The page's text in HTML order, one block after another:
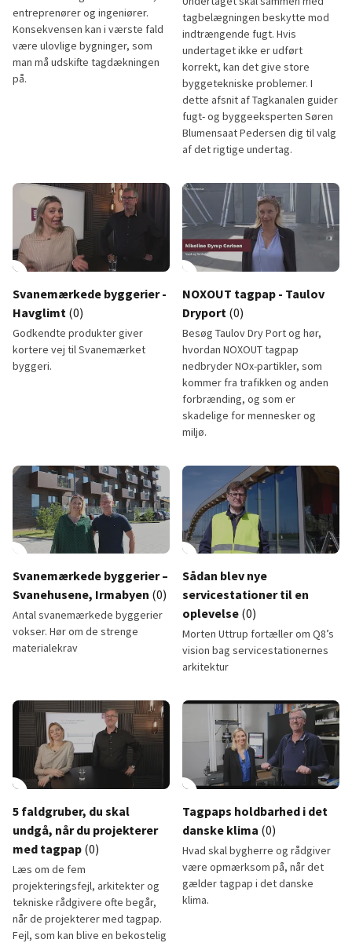
entreprenører og ingeniører.
Konsekvensen kan i værste fald
være ulovlige bygninger, som
man må udskifte tagdækningen
på.
Brandkrav for tagpap
tagbelægningen beskytte mod
indtrængende fugt. Hvis
undertaget ikke er udført
korrekt, kan det give store
byggetekniske problemer. I
dette afsnit af Tagkanalen guider
fugt- og byggeeksperten Søren
Blumensaat Pedersen dig til valg
af det rigtige undertag.
Vælg et sikkert undertag og
Svanemærkede byggerier -
Havglimt (0)
Godkendte produkter giver
kortere vej til Svanemærket
byggeri.
play_circle
5:45
NOXOUT tagpap - Taulov
Dryport (0)
Besøg Taulov Dry Port og hør,
hvordan NOXOUT tagpap
nedbryder NOx-partikler, som
kommer fra trafikken og anden
forbrænding, og som er
skadelige for mennesker og
miljø.
Svanemærkede byggerier –
Svanehusene, Irmabyen (0)
Antal svanemærkede byggerier
vokser. Hør om de strenge
materialekrav
Svanemærkede byggerier – Svanehusene, Irmabyen
play_circleSådan blev nye
servicestationer til en
oplevelse (0)
Morten Uttrup fortæller om Q8’s
vision bag servicestationernes
arkitektur
Sådan blev nye
5 faldgruber, du skal
undgå, når du projekterer
med tagpap (0)
Læs om de fem
projekteringsfejl, arkitekter og
tekniske rådgivere ofte begår,
når de projekterer med tagpap.
Fejl, som kan blive en bekostelig
play_circleTagpaps holdbarhed i det
danske klima (0)
Hvad skal bygherre og rådgiver
være opmærksom på, når det
gælder tagpap i det danske
klima.